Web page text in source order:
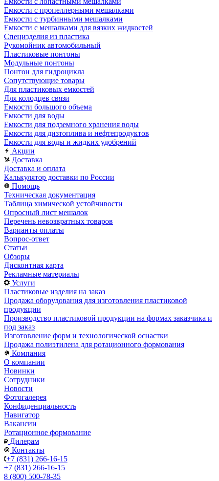
Емкости с пропеллерными мешалками
Емкости с турбинными мешалками
Емкости с мешалками для вязких жидкостей
Специзделия из пластика
Рукомойник автомобильный
Пластиковые понтоны
Модульные понтоны
Понтон для гидроцикла
Сопутствующие товары
Для пластиковых емкостей
Для колодцев связи
Емкости большого объема
Емкости для воды
Емкости для подземного хранения воды
Емкости для дизтоплива и нефтепродуктов
Емкости для воды и жидких удобрений
Акции
Доставка
Доставка и оплата
Калькулятор доставки по России
Помощь
Техническая документация
Таблица химической устойчивости
Опросный лист мешалок
Перечень невозвратных товаров
Варианты оплаты
Вопрос-ответ
Статьи
Обзоры
Дисконтная карта
Рекламные материалы
Услуги
Пластиковые изделия на заказ
Продажа оборудования для изготовления пластиковой
продукции
Производство пластиковой продукции на формах заказчика и
под заказ
Изготовление форм и технологической оснастки
Продажа полиэтилена для ротационного формования
Компания
О компании
Новинки
Сотрудники
Новости
Фотогалерея
Конфиденциальность
Навигатор
Вакансии
Ротационное формование
Дилерам
Контакты
+7 (831) 266-16-15
+7 (831) 266-16-15
8 (800) 500-78-35